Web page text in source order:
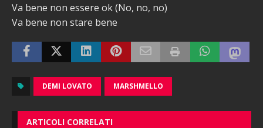
Va bene non essere ok (No, no, no)
Va bene non stare bene
DEMI LOVATO MARSHMELLO
ARTICOLI CORRELATI